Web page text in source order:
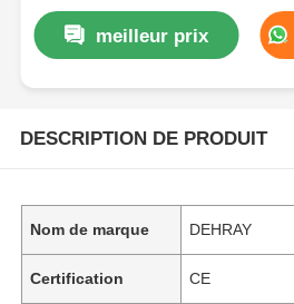
meilleur prix
DESCRIPTION DE PRODUIT
Nom de marque DEHRAY
Certification CE